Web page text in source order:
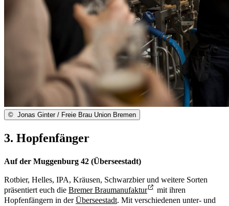
© Jonas Ginter / Freie Brau Union Bremen
3. Hopfenfänger
Auf der Muggenburg 42 (Überseestadt)
Rotbier, Helles, IPA, Kräusen, Schwarzbier und weitere Sorten
präsentiert euch die Bremer Braumanufaktur
mit ihren
Hopfenfängern in derÜberseestadt. Mit verschiedenen unter- und